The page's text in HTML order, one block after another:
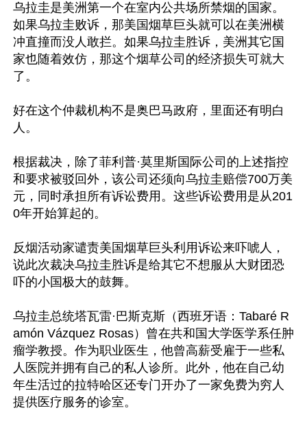
乌拉圭是美洲第一个在室内公共场所禁烟的国家。
如果乌拉圭败诉，那美国烟草巨头就可以在美洲横
冲直撞而没人敢拦。如果乌拉圭胜诉，美洲其它国
家也随着效仿，那这个烟草公司的经济损失可就大
了。
好在这个仲裁机构不是奥巴马政府，里面还有明白
人。
根据裁决，除了菲利普·莫里斯国际公司的上述指控
和要求被驳回外，该公司还须向乌拉圭赔偿700万美
元，同时承担所有诉讼费用。这些诉讼费用是从201
0年开始算起的。
反烟活动家谴责美国烟草巨头利用诉讼来吓唬人，
说此次裁决乌拉圭胜诉是给其它不想服从大财团恐
吓的小国极大的鼓舞。
乌拉圭总统塔瓦雷·巴斯克斯（西班牙语：Tabaré R
amón Vázquez Rosas）曾在共和国大学医学系任肿
瘤学教授。作为职业医生，他曾高薪受雇于一些私
人医院并拥有自己的私人诊所。此外，他在自己幼
年生活过的拉特哈区还专门开办了一家免费为穷人
提供医疗服务的诊室。